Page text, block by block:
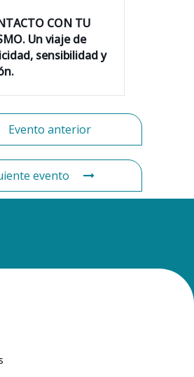
CON TU
Un viaje de
sensibilidad y
Evento anterior
evento